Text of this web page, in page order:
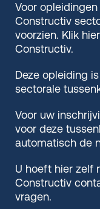
Voor
Constructiv
voorzien. Klik
Constructiv.
Deze opleiding
sectorale
Voor uw
voor deze
automatisch de
U hoeft hier zelf
Constructiv
vragen.